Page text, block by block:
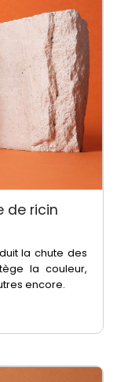
de ricin
la chute des
la couleur,
encore.